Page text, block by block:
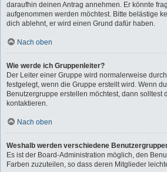
daraufhin deinen Antrag annehmen. Er könnte
aufgenommen werden möchtest. Bitte belästige
dich ablehnt, er wird einen Grund dafür haben.
Nach oben
Wie werde ich Gruppenleiter?
Der Leiter einer Gruppe wird normalerweise
festgelegt, wenn die Gruppe erstellt wird. Wenn
Benutzergruppe erstellen möchtest, dann solltest
kontaktieren.
Nach oben
Weshalb werden verschiedene
Es ist der Board-Administration möglich, den
Farben zuzuteilen, so dass deren Mitglieder